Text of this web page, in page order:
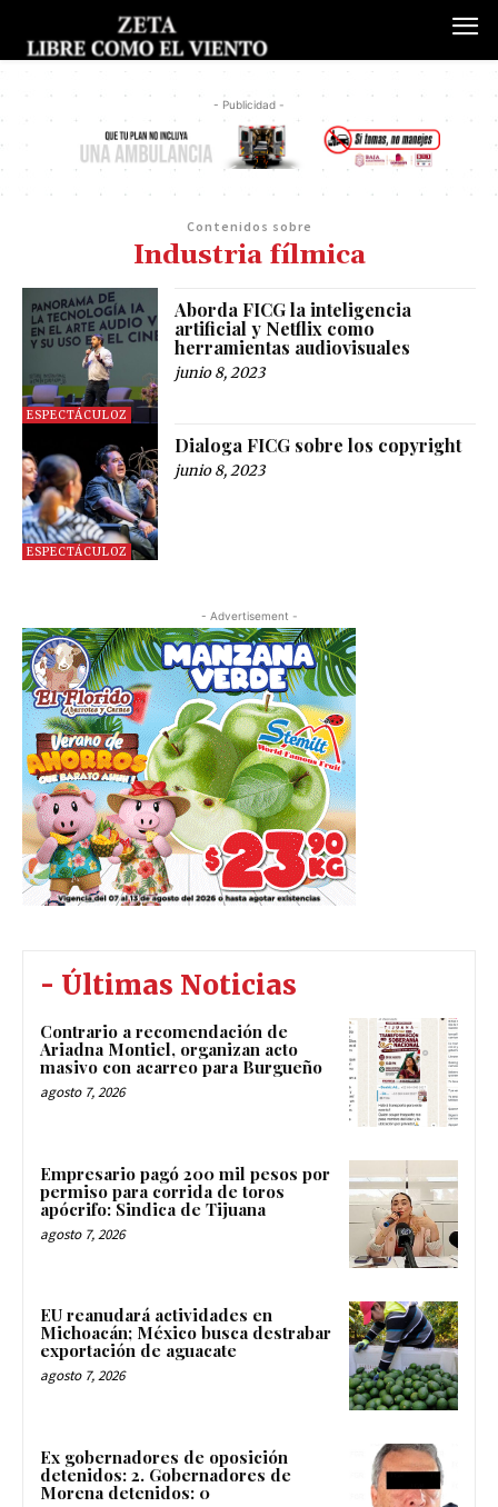
- Publicidad -
Contenidos sobre
Industria fílmica
ESPECTÁCULOZ
Aborda FICG la inteligencia
artificial y Netflix como
herramientas audiovisuales
junio 8, 2023
ESPECTÁCULOZ
Dialoga FICG sobre los copyright
junio 8, 2023
- Advertisement -
- Últimas Noticias
Contrario a recomendación de
Ariadna Montiel, organizan acto
masivo con acarreo para Burgueño
agosto 7, 2026
Empresario pagó 200 mil pesos por
permiso para corrida de toros
apócrifo: Sindica de Tijuana
agosto 7, 2026
EU reanudará actividades en
Michoacán; México busca destrabar
exportación de aguacate
agosto 7, 2026
Ex gobernadores de oposición
detenidos: 2. Gobernadores de
Morena detenidos: 0